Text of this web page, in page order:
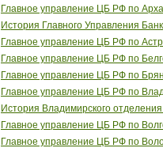
Главное управление ЦБ РФ по
История Главного Управления
Главное управление ЦБ РФ по
Главное управление ЦБ РФ по
Главное управление ЦБ РФ по
Главное управление ЦБ РФ по
История Владимирского
Главное управление ЦБ РФ по
Главное управление ЦБ РФ по